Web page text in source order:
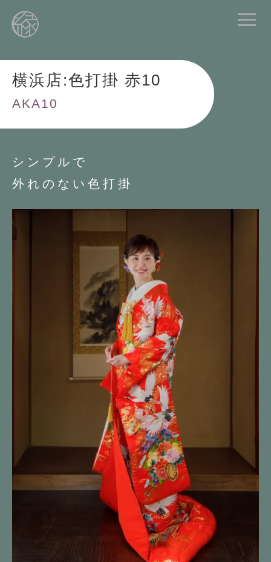
横浜店:色打掛 赤10
AKA10
シンプルで
外れのない色打掛